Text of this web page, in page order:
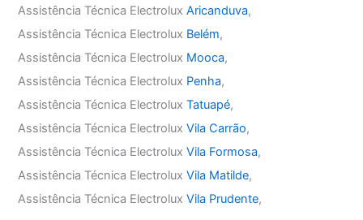
Assistência Técnica ElectroluxAricanduva,
Assistência Técnica Electrolux Belém,
Assistência Técnica Electrolux Mooca,
Assistência Técnica Electrolux Penha,
Assistência Técnica ElectroluxTatuapé,
Assistência Técnica ElectroluxVila Carrão,
Assistência Técnica ElectroluxVila Formosa,
Assistência Técnica ElectroluxVila Matilde,
Assistência Técnica ElectroluxVila Prudente,